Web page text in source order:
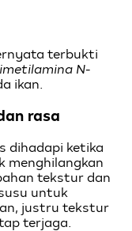
terbukti
N-
ikan.
rasa
dihadapi ketika
menghilangkan
tekstur dan
untuk
justru tekstur
terjaga.